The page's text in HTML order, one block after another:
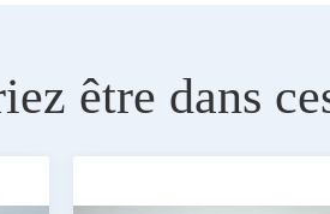
être dans